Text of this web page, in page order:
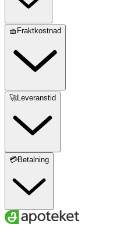
🧺Fraktkostnad
🚀Leveranstid
💳Betalning